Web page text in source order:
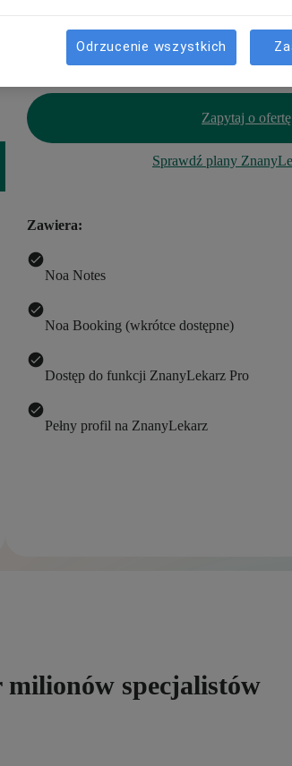
Zapytaj o ofertę
Sprawdź plany
Zawiera:
Noa Notes
Noa Booking (wkrótce dostępne)
Dostęp do funkcji ZnanyLekarz Pro
Pełny profil na ZnanyLekarz
specjalistów
Odrzucenie wszystkich